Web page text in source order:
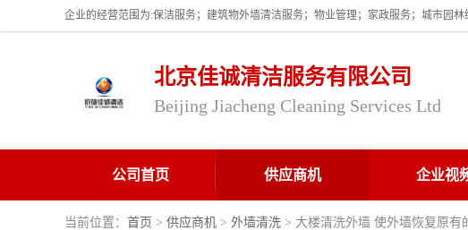
北京佳诚清洁服务有限公司
Beijing Jiacheng Cleaning Services Ltd
公司首页 供应商机 企业视
当前位置： 首页 > 供应商机 > 外墙清洗 > 大楼清洗外墙 使外墙恢复原有